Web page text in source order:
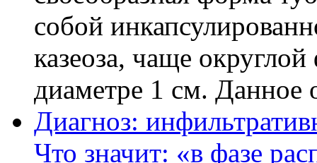
собой
казеоза, чаще
диаметре 1 см. Данное
Диагноз:
Что значит: «в фазе